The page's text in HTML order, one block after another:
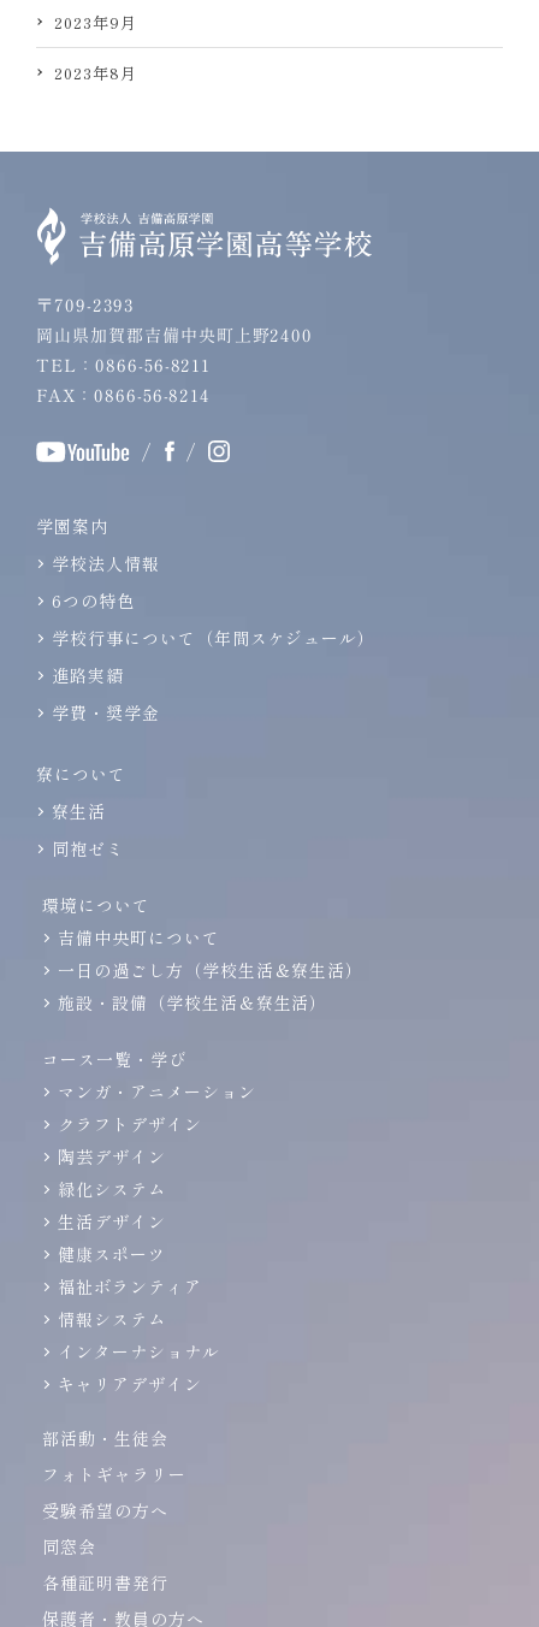
2023年9月
2023年8月
〒709-2393
岡山県加賀郡吉備中央町上野2400
TEL：0866-56-8211
FAX：0866-56-8214
/ /
学園案内
学校法人情報
6つの特色
学校行事について（年間スケジュール）
進路実績
学費・奨学金
寮について
寮生活
同袍ゼミ
環境について
吉備中央町について
一日の過ごし方（学校生活＆寮生活）
施設・設備（学校生活＆寮生活）
コース一覧・学び
マンガ・アニメーション
クラフトデザイン
陶芸デザイン
緑化システム
生活デザイン
健康スポーツ
福祉ボランティア
情報システム
インターナショナル
キャリアデザイン
部活動・生徒会
フォトギャラリー
受験希望の方へ
同窓会
各種証明書発行
保護者・教員の方へ